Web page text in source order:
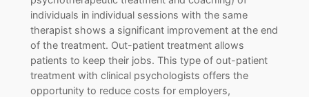
individuals in individual sessions with the same
therapist shows a significant improvement at the end
of the treatment. Out-patient treatment allows
patients to keep their jobs. This type of out-patient
treatment with clinical psychologists offers the
opportunity to reduce costs for employers,